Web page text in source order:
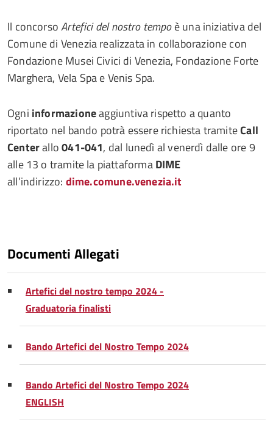
Il concorsoArtefici del nostro tempoè una iniziativa del
Comune di Venezia realizzata in collaborazione con
Fondazione Musei Civici di Venezia, Fondazione Forte
Marghera, Vela Spa e Venis Spa.
Ogni informazioneaggiuntiva rispetto a quanto
riportato nel bando potrà essere richiesta tramiteCall
Centerallo041-041, dal lunedì al venerdì dalle ore 9
alle 13 o tramite la piattaformaDIME
all’indirizzo: dime.comune.venezia.it
Documenti Allegati
Artefici del nostro tempo 2024 -
Graduatoria finalisti
Bando Artefici del Nostro Tempo 2024
Bando Artefici del Nostro Tempo 2024
ENGLISH